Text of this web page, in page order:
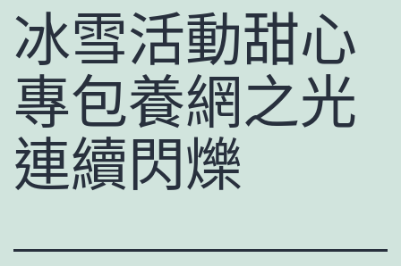
容冰雪活動甜心
專包養網之光
連續閃爍